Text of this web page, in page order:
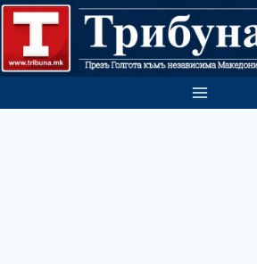
Skip
content